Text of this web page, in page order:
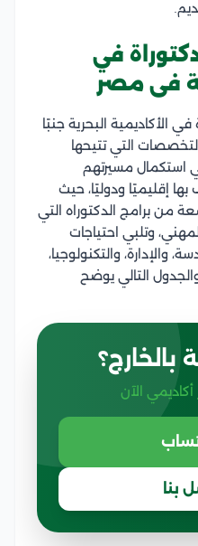
في
فى مصر
الأكاديمية البحرية جنبًا
التي تتيحها
في استكمال مسيرتهم
إقليميًا ودوليًا، حيث
من برامج الدكتوراه التي
وتلبي احتياجات
والتكنولوجيا،
التالي يوضح
بالخارج؟
الآن
بنا